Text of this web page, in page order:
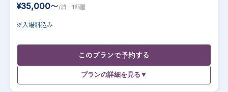
¥35,000〜/泊・1部屋
※入場料込み
このプランで予約する
プランの詳細を見る▼